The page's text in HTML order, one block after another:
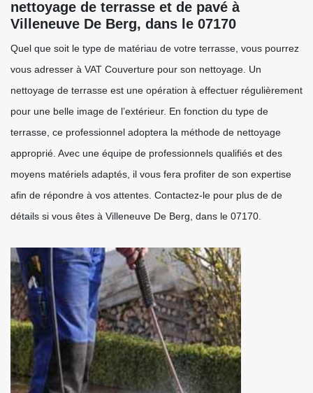
nettoyage de terrasse et de pavé à
Villeneuve De Berg, dans le 07170
Quel que soit le type de matériau de votre terrasse, vous pourrez
vous adresser à VAT Couverture pour son nettoyage. Un
nettoyage de terrasse est une opération à effectuer régulièrement
pour une belle image de l’extérieur. En fonction du type de
terrasse, ce professionnel adoptera la méthode de nettoyage
approprié. Avec une équipe de professionnels qualifiés et des
moyens matériels adaptés, il vous fera profiter de son expertise
afin de répondre à vos attentes. Contactez-le pour plus de de
détails si vous êtes à Villeneuve De Berg, dans le 07170.